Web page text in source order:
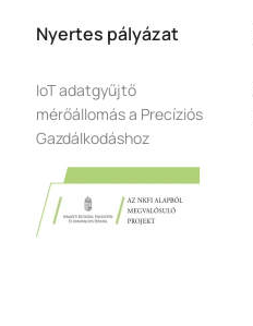
Nyertes pályázat
IoT adatgyűjtő
mérőállomás a Precíziós
Gazdálkodáshoz